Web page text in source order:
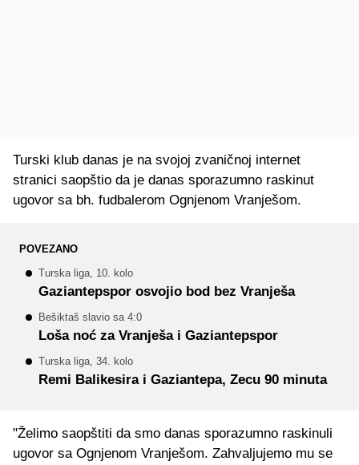
Turski klub danas je na svojoj zvaničnoj internet
stranici saopštio da je danas sporazumno raskinut
ugovor sa bh. fudbalerom Ognjenom Vranješom.
POVEZANO
Turska liga, 10. kolo
Gaziantepspor osvojio bod bez Vranješa
Bešiktaš slavio sa 4:0
Loša noć za Vranješa i Gaziantepspor
Turska liga, 34. kolo
Remi Balikesira i Gaziantepa, Zecu 90 minuta
"Želimo saopštiti da smo danas sporazumno raskinuli
ugovor sa Ognjenom Vranješom. Zahvaljujemo mu se